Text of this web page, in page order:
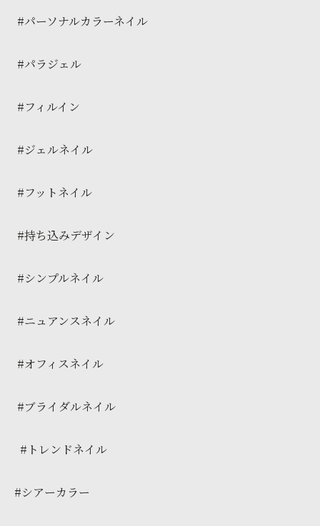
#パーソナルカラーネイル
#パラジェル
#フィルイン
#ジェルネイル
#フットネイル
#持ち込みデザイン
#シンプルネイル
#ニュアンスネイル
#オフィスネイル
#ブライダルネイル
#トレンドネイル
#シアーカラー